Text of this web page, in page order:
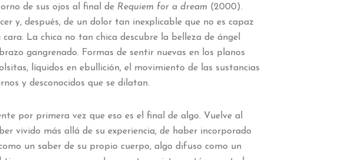
de sus ojos al final de Requiem for a dream (2000).
y, después, de un dolor tan inexplicable que no es capaz
La chica no tan chica descubre la belleza de ángel
gangrenado. Formas de sentir nuevas en los planos
líquidos en ebullición, el movimiento de las sustancias
y desconocidos que se dilatan.
por primera vez que eso es el final de algo. Vuelve al
vivido más allá de su experiencia, de haber incorporado
un saber de su propio cuerpo, algo difuso como un